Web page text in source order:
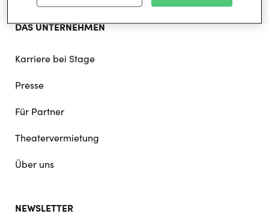
DAS UNTERNEHMEN
Karriere bei Stage
Presse
Für Partner
Theatervermietung
Über uns
NEWSLETTER